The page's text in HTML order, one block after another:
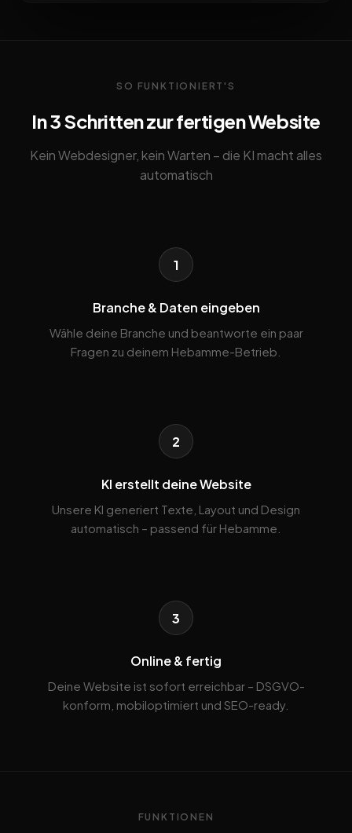
SO FUNKTIONIERT'S
In 3 Schritten zur fertigen Website
Kein Webdesigner, kein Warten – die KI macht alles
automatisch
1
Branche & Daten eingeben
Wähle deine Branche und beantworte ein paar
Fragen zu deinem Hebamme-Betrieb.
2
KI erstellt deine Website
Unsere KI generiert Texte, Layout und Design
automatisch – passend für Hebamme.
3
Online & fertig
Deine Website ist sofort erreichbar – DSGVO-
konform, mobiloptimiert und SEO-ready.
FUNKTIONEN